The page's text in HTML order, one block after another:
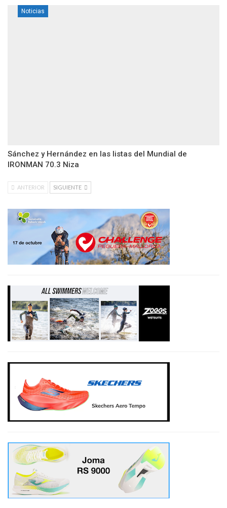
Noticias
Sánchez y Hernández en las listas del Mundial de
IRONMAN 70.3 Niza
ANTERIOR SIGUIENTE